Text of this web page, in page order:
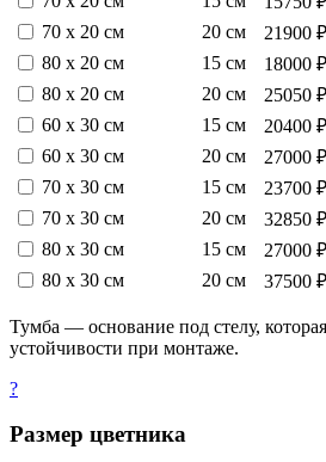
70 х 20 см
20 см
21900 ₽
80 х 20 см
15 см
18000 ₽
80 х 20 см
20 см
25050 ₽
60 х 30 см
15 см
20400 ₽
60 х 30 см
20 см
27000 ₽
70 х 30 см
15 см
23700 ₽
70 х 30 см
20 см
32850 ₽
80 х 30 см
15 см
27000 ₽
80 х 30 см
20 см 37500 ₽
Тумба — основание под стелу, которая
устойчивости при монтаже.
?
Размер цветника